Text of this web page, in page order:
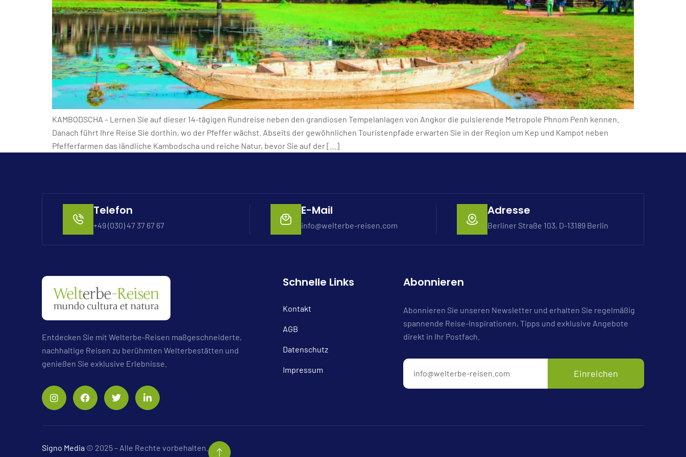
KAMBODSCHA – Lernen Sie auf dieser 14-tägigen Rundreise neben den grandiosen Tempelanlagen von Angkor die pulsierende Metropole Phnom Penh kennen.
Danach führt Ihre Reise Sie dorthin, wo der Pfeffer wächst. Abseits der gewöhnlichen Touristenpfade erwarten Sie in der Region um Kep und Kampot neben
Pfefferfarmen das ländliche Kambodscha und reiche Natur, bevor Sie auf der […]
Telefon
+49 (030) 47 37 67 67
E-Mail
info@welterbe-reisen.com
Adresse
Berliner Straße 103, D-13189 Berlin
Entdecken Sie mit Welterbe-Reisen maßgeschneiderte,
nachhaltige Reisen zu berühmten Welterbestätten und
genießen Sie exklusive Erlebnisse.
Schnelle Links
Kontakt
AGB
Datenschutz
Impressum
Abonnieren
Abonnieren Sie unseren Newsletter und erhalten Sie regelmäßig
spannende Reise-Inspirationen, Tipps und exklusive Angebote
direkt in Ihr Postfach.
Einreichen
Signo Media © 2025 – Alle Rechte vorbehalten.